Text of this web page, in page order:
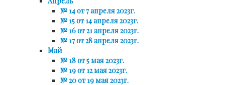
№ 14 от 7 апреля 2023г.
№ 15 от 14 апреля 2023г.
№ 16 от 21 апреля 2023г.
№ 17 от 28 апреля 2023г.
Май
№ 18 от 5 мая 2023г.
№ 19 от 12 мая 2023г.
№ 20 от 19 мая 2023г.